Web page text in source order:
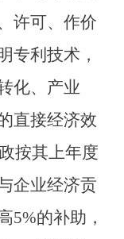
许可、作价
专利技术，
化、产业
直接经济效
按其上年度
企业经济贡
5%的补助，